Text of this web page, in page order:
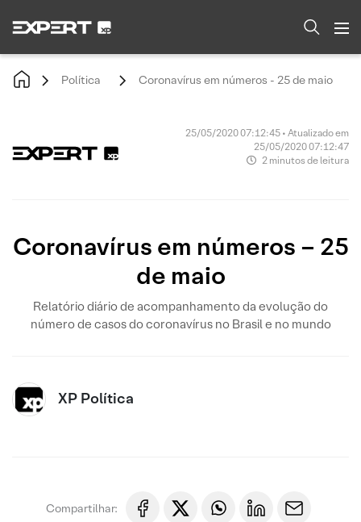
Política Coronavírus em números - 25 de maio
25/05/2020 07:12:45 • Atualizado em
25/05/2020 07:12:47
2 minutos de leitura
Coronavírus em números – 25
de maio
Relatório diário de acompanhamento da evolução do
número de casos do coronavírus no Brasil e no mundo
XP Política
Compartilhar: